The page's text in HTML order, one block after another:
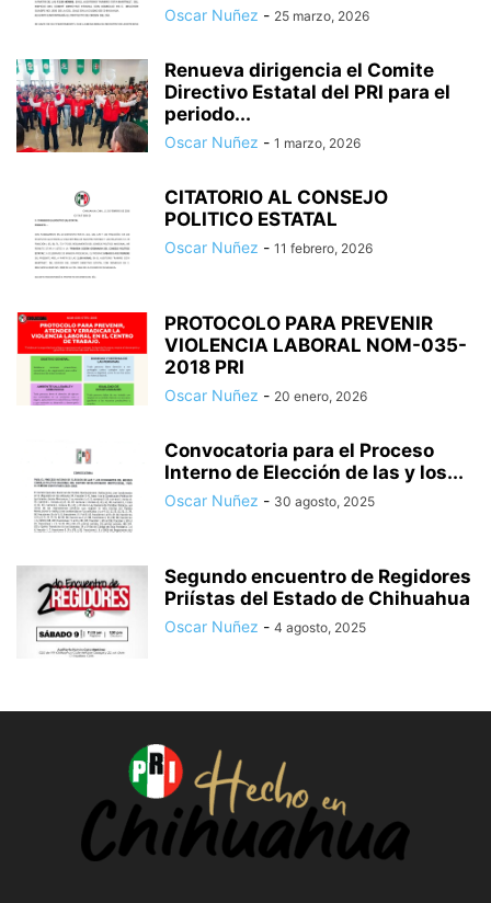
Oscar Nuñez - 25 marzo, 2026
Renueva dirigencia el Comite
Directivo Estatal del PRI para el
periodo...
Oscar Nuñez - 1 marzo, 2026
CITATORIO AL CONSEJO
POLITICO ESTATAL
Oscar Nuñez - 11 febrero, 2026
PROTOCOLO PARA PREVENIR
VIOLENCIA LABORAL NOM-035-
2018 PRI
Oscar Nuñez - 20 enero, 2026
Convocatoria para el Proceso
Interno de Elección de las y los...
Oscar Nuñez - 30 agosto, 2025
Segundo encuentro de Regidores
Priístas del Estado de Chihuahua
Oscar Nuñez - 4 agosto, 2025